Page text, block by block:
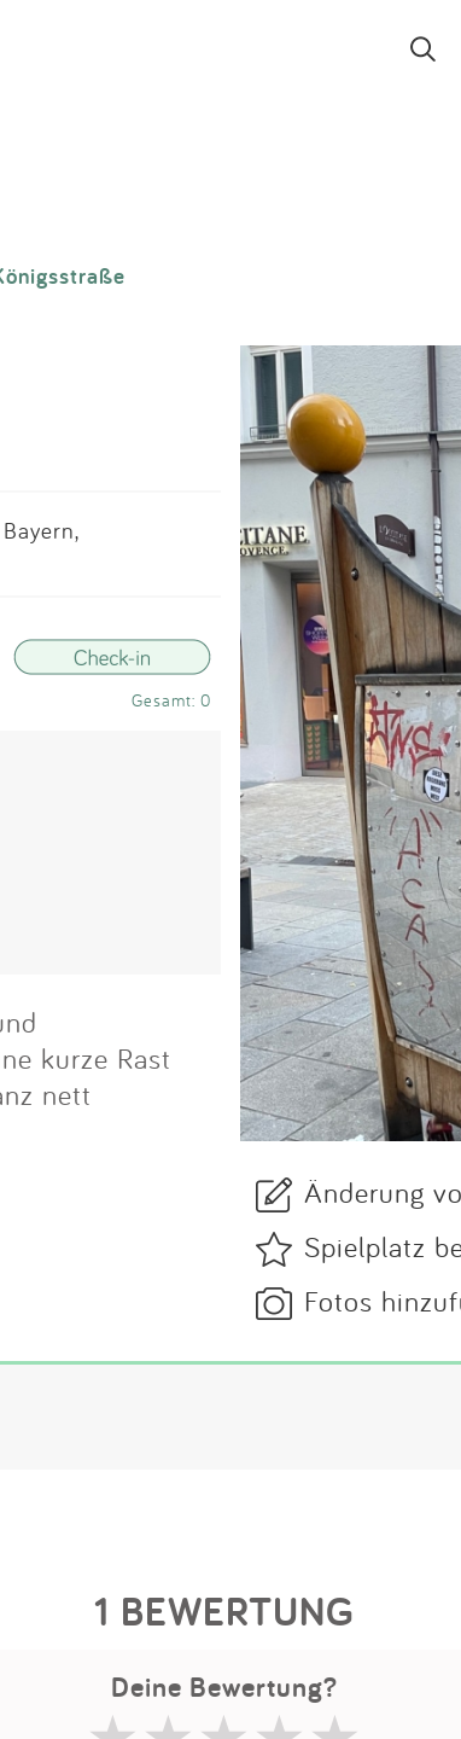
Blog
Partner
Kontakt
Impressum
Anmelden
Gesamt: 0
kurze Rast
nett
Änderung
Spielplatz
Fotos
1 BEWERTUNG
Deine Bewertung?